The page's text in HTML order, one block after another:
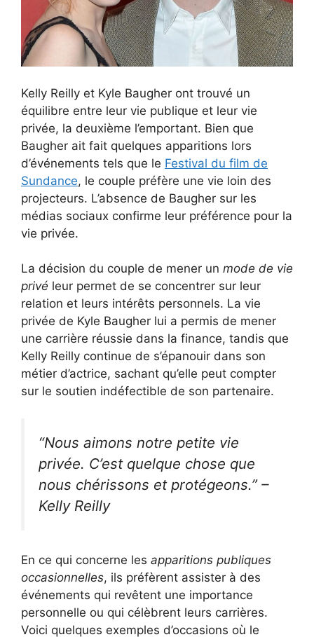
Kelly Reilly et Kyle Baugher ont trouvé un
équilibre entre leur vie publique et leur vie
privée, la deuxième l’emportant. Bien que
Baugher ait fait quelques apparitions lors
d’événements tels que le Festival du film de
Sundance, le couple préfère une vie loin des
projecteurs. L’absence de Baugher sur les
médias sociaux confirme leur préférence pour la
vie privée.
La décision du couple de mener un mode de vie
privé leur permet de se concentrer sur leur
relation et leurs intérêts personnels. La vie
privée de Kyle Baugher lui a permis de mener
une carrière réussie dans la finance, tandis que
Kelly Reilly continue de s’épanouir dans son
métier d’actrice, sachant qu’elle peut compter
sur le soutien indéfectible de son partenaire.
“Nous aimons notre petite vie
privée. C’est quelque chose que
nous chérissons et protégeons.” –
Kelly Reilly
En ce qui concerne les apparitions publiques
occasionnelles, ils préfèrent assister à des
événements qui revêtent une importance
personnelle ou qui célèbrent leurs carrières.
Voici quelques exemples d’occasions où le